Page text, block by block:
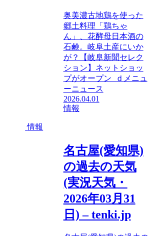
奥美濃古地鶏を使った
郷土料理「鶏ちゃ
ん」、花酵母日本酒の
石鹸。岐阜土産にいか
が？【岐阜新聞セレク
ション】ネットショッ
プがオープン ｄメニュ
ーニュース
2026.04.01
情報
情報
名古屋(愛知県)
の過去の天気
(実況天気・
2026年03月31
日) – tenki.jp